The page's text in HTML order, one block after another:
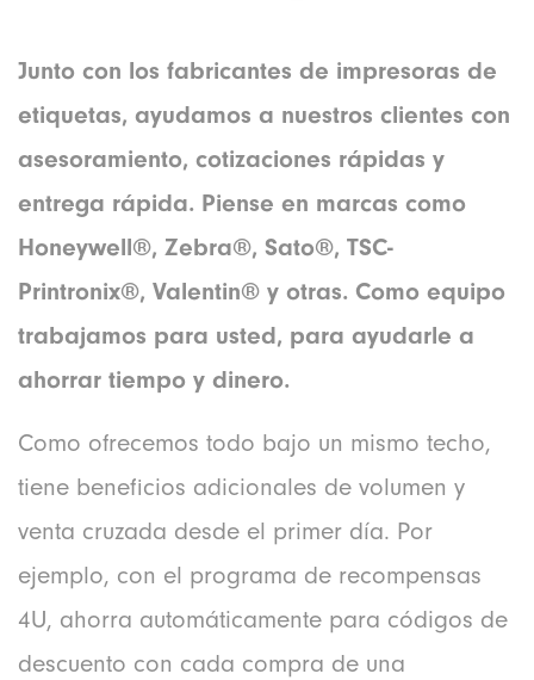
Junto con los fabricantes de impresoras de
etiquetas, ayudamos a nuestros clientes con
asesoramiento, cotizaciones rápidas y
entrega rápida. Piense en marcas como
Honeywell®, Zebra®, Sato®, TSC-
Printronix®, Valentin® y otras. Como equipo
trabajamos para usted, para ayudarle a
ahorrar tiempo y dinero.
Como ofrecemos todo bajo un mismo techo,
tiene beneficios adicionales de volumen y
venta cruzada desde el primer día. Por
ejemplo, con el programa de recompensas
4U, ahorra automáticamente para códigos de
descuento con cada compra de una